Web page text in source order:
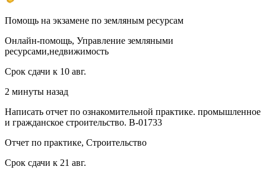
Помощь на экзамене по земляным ресурсам
Онлайн-помощь, Управление земляными
ресурсами,недвижимость
Срок сдачи к 10 авг.
2 минуты назад
Написать отчет по ознакомительной практике. промышленное
и гражданское строительство. В-01733
Отчет по практике, Строительство
Срок сдачи к 21 авг.